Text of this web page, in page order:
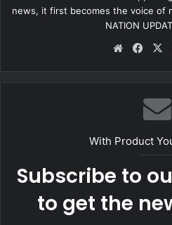
विघ्न-बाधाएं टलती हैं और घर-समाज में
news, it first becomes the voice of
NATION
Website
With Product
Subscribe to
to get the